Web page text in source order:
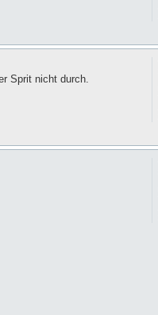
Sprit nicht durch.